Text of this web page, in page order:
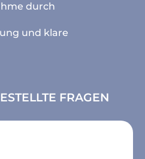
durch
und klare
FRAGEN